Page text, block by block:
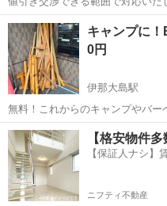
認したレジャーボートになります。 安全のため、専門業者に点検
けてください。 認定や船検のたぐいはありません。 見てから決めたい
場合は...
長野 下伊那郡 フィット
キャンプに！
0円
伊那大島駅
無料！これからのキャンプやバ
がですか？ 軽トラ一台分程度。
はいただきません。室内に置いて
えやすいです。少し長い廃材もあ
長野 下伊那郡 伊那大島
【格安物件
【保証人ナシ】
ニフティ不動産